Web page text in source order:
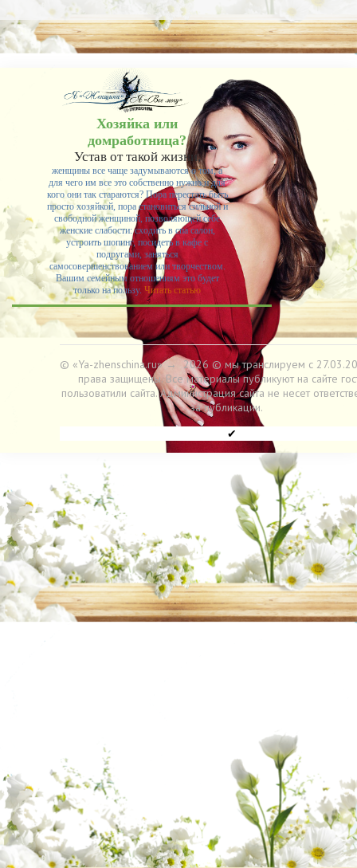
Хозяйка или
домработница?
Устав от такой жизни,
женщины все чаще задумываются о том, а
для чего им все это собственно нужно и для
кого они так стараются? Пора перестать быть
просто хозяйкой, пора становиться сильной и
свободной женщиной, позволяющей себе
женские слабости: сходить в спа салон,
устроить шопинг, посидеть в кафе с
подругами, заняться
самосовершенствованием или творчеством.
Вашим семейным отношениям это будет
только на пользу. Читать статью
© «Ya-zhenschina.ru»→ 2026 © мы транслируем с
права защищены. Все материалы публикуют на сайте
пользоватили сайта. Администрация сайта не несет
за публикации.
✔